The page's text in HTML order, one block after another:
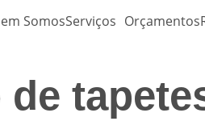
SomosServiços Orçamentos